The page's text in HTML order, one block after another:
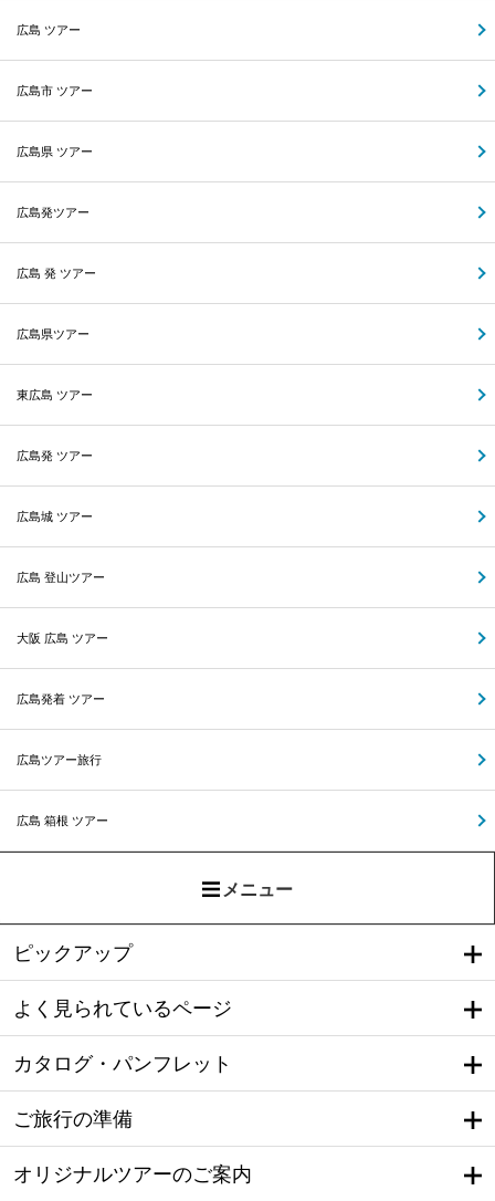
広島 ツアー
広島市 ツアー
広島県 ツアー
広島発ツアー
広島 発 ツアー
広島県ツアー
東広島 ツアー
広島発 ツアー
広島城 ツアー
広島 登山ツアー
大阪 広島 ツアー
広島発着 ツアー
広島ツアー旅行
広島 箱根 ツアー
メニュー
ピックアップ
よく見られているページ
カタログ・パンフレット
ご旅行の準備
オリジナルツアーのご案内